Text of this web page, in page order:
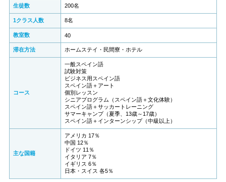
生徒数 200名
1クラス人数 8名
教室数 40
滞在方法 ホームステイ・民間寮・ホテル
コース
一般スペイン語
試験対策
ビジネス用スペイン語
スペイン語＋アート
個別レッスン
シニアプログラム（スペイン語＋文化体験）
スペイン語＋サッカートレーニング
サマーキャンプ（夏季、13歳～17歳）
スペイン語＋インターンシップ（中級以上）
主な国籍
アメリカ 17％
中国 12％
ドイツ 11％
イタリア 7％
イギリス 6％
日本・スイス 各5％